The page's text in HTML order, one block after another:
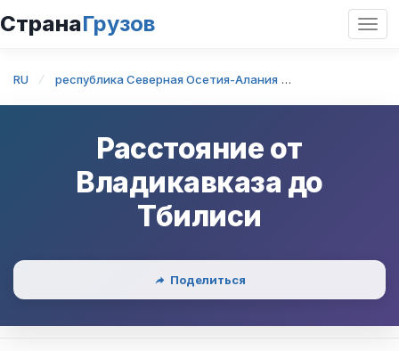
СтранаГрузов
RU республика Северная Осетия-Алания
Расстояние от
Владикавказа до
Тбилиси
Поделиться